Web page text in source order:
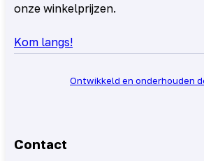
onze winkelprijzen.
Kom langs!
Ontwikkeld en onderhouden
Contact